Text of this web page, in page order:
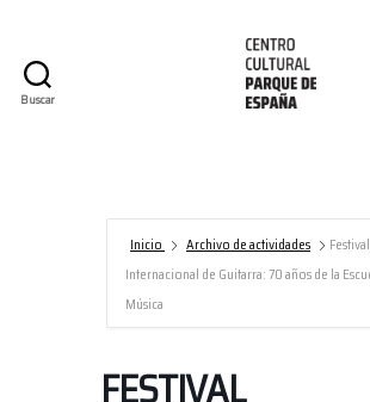
Buscar
España/
Inicio Archivo de actividades
Festival
Internacional de Guitarra: 70 años de la
Música
FESTIVAL